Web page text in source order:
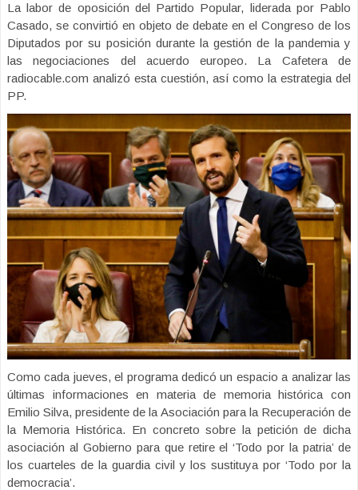
La labor de oposición del Partido Popular, liderada por Pablo
Casado, se convirtió en objeto de debate en el Congreso de los
Diputados por su posición durante la gestión de la pandemia y
las negociaciones del acuerdo europeo. La Cafetera de
radiocable.com analizó esta cuestión, así como la estrategia del
PP.
Como cada jueves, el programa dedicó un espacio a analizar las
últimas informaciones en materia de memoria histórica con
Emilio Silva, presidente de la Asociación para la Recuperación de
la Memoria Histórica. En concreto sobre la petición de dicha
asociación al Gobierno para que retire el ‘Todo por la patria’ de
los cuarteles de la guardia civil y los sustituya por ‘Todo por la
democracia’.